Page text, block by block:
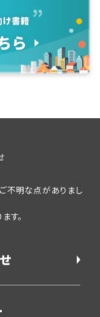
不明な点がありまし
す。